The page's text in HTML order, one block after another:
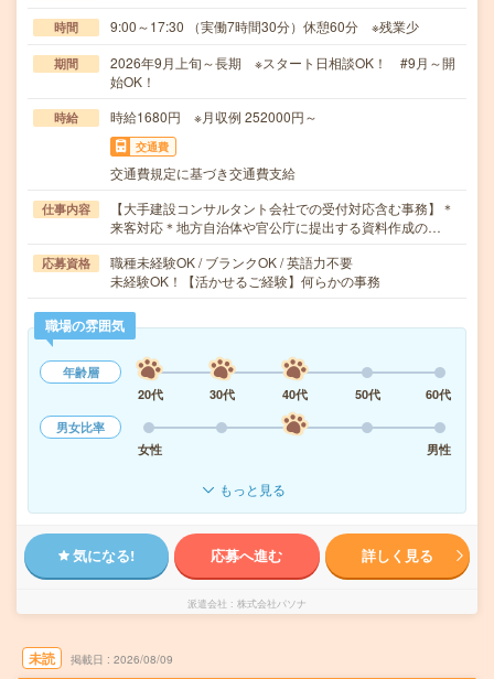
時間 9:00～17:30 （実働7時間30分）休憩60分 ※残業少
期間
2026年9月上旬～長期 ※スタート日相談OK！ #9月～開
始OK！
時給 時給1680円 ※月収例 252000円～
交通費
交通費規定に基づき交通費支給
仕事内容
【大手建設コンサルタント会社での受付対応含む事務】＊
来客対応＊地方自治体や官公庁に提出する資料作成の…
応募資格
職種未経験OK / ブランクOK / 英語力不要
未経験OK！【活かせるご経験】何らかの事務
職場の雰囲気
年齢層
20代
30代 40代 50代
60代
男女比率
女性
男性
もっと見る
気になる! 応募へ進む 詳しく見る
派遣会社 株式会社パソナ
未読 掲載日 2026/08/09